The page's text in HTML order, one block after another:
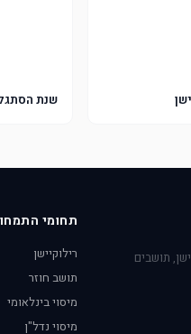
שנת
תושבים
תחומי
רילוקיישן
תושב חוזר
מיסוי בינלאומי
מיסוי נדל"ן